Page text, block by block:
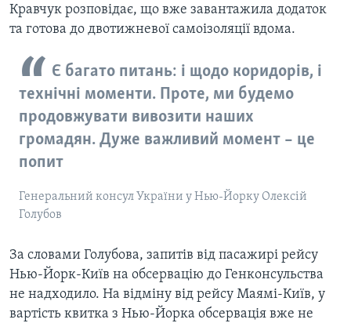
Кравчук розповідає, що вже завантажила додаток
та готова до двотижневої самоізоляції вдома.
Є багато питань: і щодо коридорів, і
технічні моменти. Проте, ми будемо
продовжувати вивозити наших
громадян. Дуже важливий момент – це
попит
Генеральний консул України у Нью-Йорку Олексій
Голубов
За словами Голубова, запитів від пасажирі рейсу
Нью-Йорк-Київ на обсервацію до Генконсульства
не надходило. На відміну від рейсу Маямі-Київ, у
вартість квитка з Нью-Йорка обсервація вже не